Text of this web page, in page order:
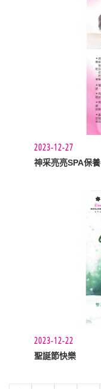
2023-12-27
神采亮亮SPA保養
2023-12-22
聖誕節快樂